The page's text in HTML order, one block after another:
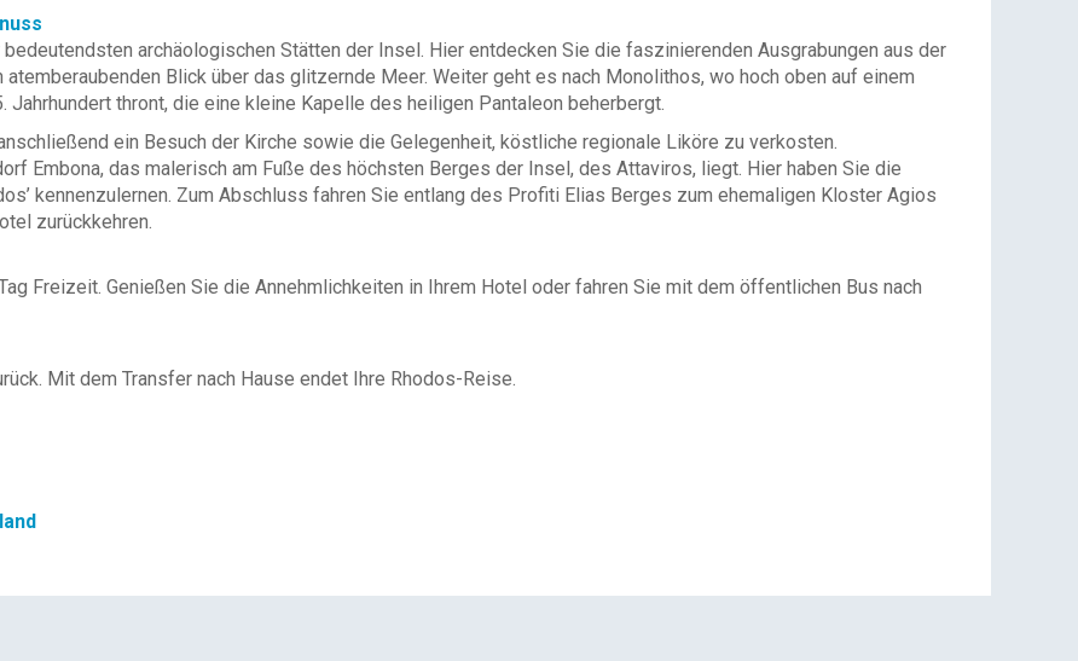
archäologischen Stätten der Insel. Hier entdecken Sie die faszinierenden Ausgrabungen aus der
Blick über das glitzernde Meer. Weiter geht es nach Monolithos, wo hoch oben auf einem
thront, die eine kleine Kapelle des heiligen Pantaleon beherbergt.
ein Besuch der Kirche sowie die Gelegenheit, köstliche regionale Liköre zu verkosten.
Embona, das malerisch am Fuße des höchsten Berges der Insel, des Attaviros, liegt. Hier haben Sie die
kennenzulernen. Zum Abschluss fahren Sie entlang des Profiti Elias Berges zum ehemaligen Kloster Agios
zurückkehren.
Freizeit. Genießen Sie die Annehmlichkeiten in Ihrem Hotel oder fahren Sie mit dem öffentlichen Bus nach
Mit dem Transfer nach Hause endet Ihre Rhodos-Reise.